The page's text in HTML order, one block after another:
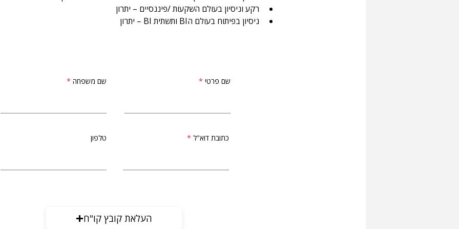
רקע וניסיון בעולם השקעות /פיננסיים – יתרון
ניסיון בפיתוח בעולם הBI ותשתית BI – יתרון
שם משפחה שם פרטי
טלפון כתובת דוא"ל
העלאת קובץ קו"ח